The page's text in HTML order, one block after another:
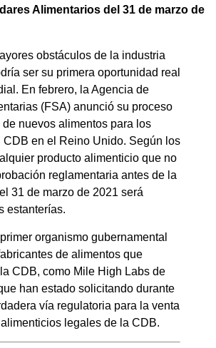
Alimentarios del 31 de marzo de
obstáculos de la industria
ser su primera oportunidad real
En febrero, la Agencia de
(FSA) anunció su proceso
nuevos alimentos para los
CDB en el Reino Unido. Según los
producto alimenticio que no
reglamentaria antes de la
31 de marzo de 2021 será
estanterías.
organismo gubernamental
de alimentos que
CDB, como Mile High Labs de
han estado solicitando durante
vía regulatoria para la venta
legales de la CDB.